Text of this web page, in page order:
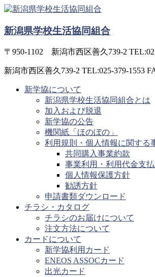
コ
テ
ツ
ス
新潟県学校生活協同組合
〒950-1102 新潟市西区善久739-2
新潟市西区善久739-2 TEL:025-379-1553
新学協について
新潟県学校生活協同組合とは
加入および脱退
新学協の公告
機関紙「ほのぼの」
利用規則・個人情報に関する
共同購入事業約款
事業利用・利用代金支
個人情報保護方針
勧誘方針
申請書類ダウンロード
チラシ・カタログ
チラシのお届けについて
注文方法について
カードについて
新学協利用カード
ENEOS ASSOCカード
出光カード